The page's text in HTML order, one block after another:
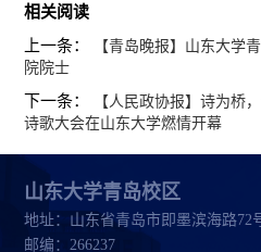
相关阅读
上一条：
【青岛晚报】山东大学
院院士
下一条：
【人民政协报】诗为
诗歌大会在山东大学燃情开幕
山东大学青岛校区
地址：山东省青岛市即墨滨海路72
邮编：266237